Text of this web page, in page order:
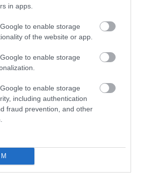
in apps.
to enable storage
of the website or app.
to enable storage
to enable storage
including authentication
fraud prevention, and other
πείρο 40cm.
εσωτερικές εσοχές για
των WPC περίφραξης και
αξεσουάρ μπορεί να δημιουργηθεί
ή σχήματος “Τ”με κρυφή στήριξη
να φαίνονται οι βίδες!
κολώνας: 50Χ50Χ3000(mm).